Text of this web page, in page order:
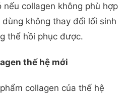
nếu collagen không phù hợp
không thay đổi lối sinh
thể hồi phục được.
thế hệ mới
collagen của thế hệ